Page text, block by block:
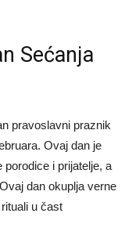
Sećanja
pravoslavni praznik
Ovaj dan je
porodice i prijatelje, a
dan okuplja verne
u čast